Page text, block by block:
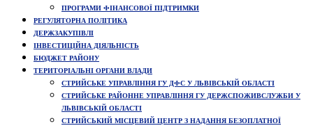
ПРОГРАМИ ФІНАНСОВОЇ ПІДТРИМКИ
РЕГУЛЯТОРНА ПОЛІТИКА
ДЕРЖЗАКУПІВЛІ
ІНВЕСТИЦІЙНА ДІЯЛЬНІСТЬ
БЮДЖЕТ РАЙОНУ
ТЕРИТОРІАЛЬНІ ОРГАНИ ВЛАДИ
СТРИЙСЬКЕ УПРАВЛІННЯ ГУ ДФС У ЛЬВІВСЬКІЙ ОБЛАСТІ
СТРИЙСЬКЕ РАЙОННЕ УПРАВЛІННЯ ГУ ДЕРЖСПОЖИВСЛУЖБИ У
ЛЬВІВСЬКІЙ ОБЛАСТІ
СТРИЙСЬКИЙ МІСЦЕВИЙ ЦЕНТР З НАДАННЯ БЕЗОПЛАТНОЇ